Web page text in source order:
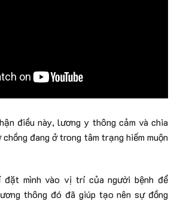
điều này, lương y thông cảm và chia
đang ở trong tâm trạng hiếm muộn
mình vào vị trí của người bệnh để
thông đó đã giúp tạo nên sự đồng